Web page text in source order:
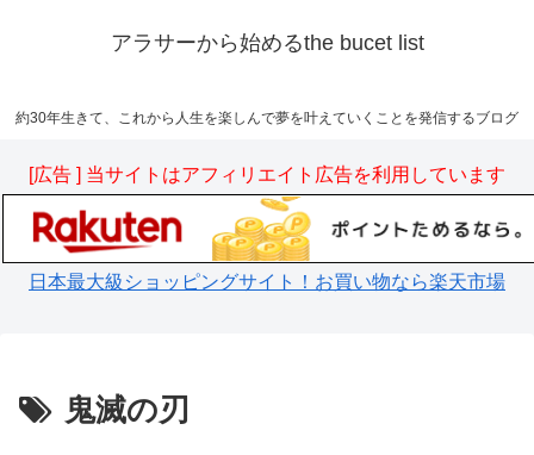
アラサーから始めるthe bucet list
約30年生きて、これから人生を楽しんで夢を叶えていくことを発信するブログ
[広告 ] 当サイトはアフィリエイト広告を利用しています
日本最大級ショッピングサイト！お買い物なら楽天市場
鬼滅の刃